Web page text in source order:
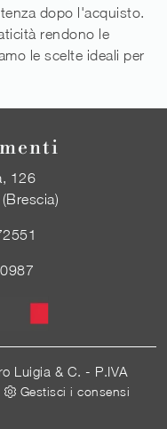
dopo l'acquisto.
rendono le
le scelte ideali per
126
Luigia & C. - P.IVA
Gestisci i consensi